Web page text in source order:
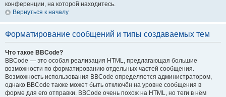
конференции, на которой находитесь.
Вернуться к началу
Форматирование сообщений и типы создаваемых тем
Что такое BBCode?
BBCode — это особая реализация HTML, предлагающая большие
возможности по форматированию отдельных частей сообщения.
Возможность использования BBCode определяется администратором,
однако BBCode также может быть отключён на уровне сообщения в
форме для его отправки. BBCode очень похож на HTML, но теги в нём